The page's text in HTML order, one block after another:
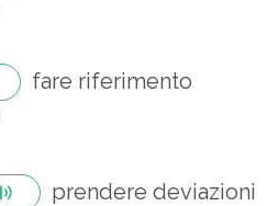
fare riferimento
prendere deviazioni